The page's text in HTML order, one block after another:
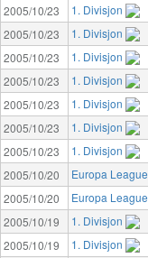
2005/10/23
1. Divisjon
2005/10/23
1. Divisjon
2005/10/23
1. Divisjon
2005/10/23
1. Divisjon
2005/10/23
1. Divisjon
2005/10/23
1. Divisjon
2005/10/23
1. Divisjon
2005/10/20
Europa League
2005/10/20
Europa League
2005/10/19
1. Divisjon
2005/10/19
1. Divisjon